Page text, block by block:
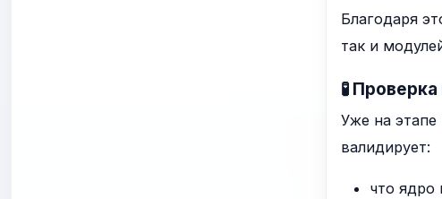
Благодаря
так и
🧪
Уже на
валидирует:
что